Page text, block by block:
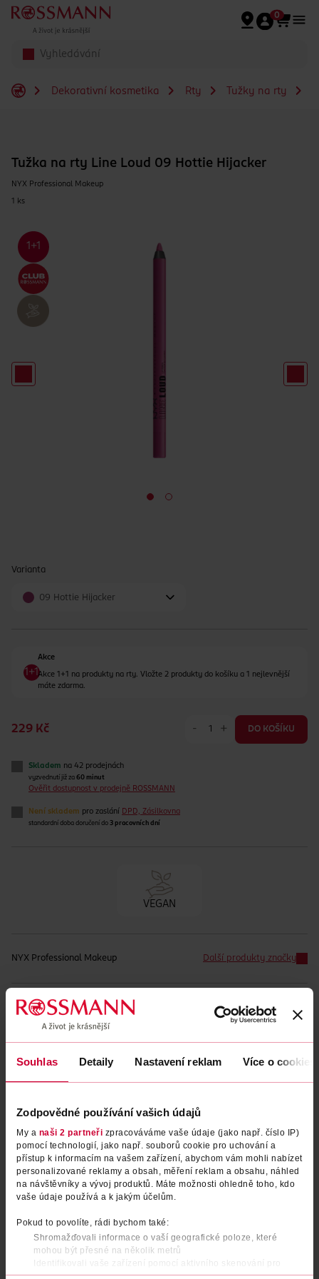
Souhlas Detaily Nastavení reklam Více o cookies
Zodpovědné používání vašich údajů
My a naši 2 partneři zpracováváme vaše údaje (jako např. číslo IP)
pomocí technologií, jako např. souborů cookie pro uchování a
přístup k informacím na vašem zařízení, abychom vám mohli nabízet
personalizované reklamy a obsah, měření reklam a obsahu, náhled
na návštěvníky a vývoj produktů. Máte možnosti ohledně toho, kdo
vaše údaje používá a k jakým účelům.
Pokud to povolíte, rádi bychom také:
Shromažďovali informace o vaší geografické poloze, které
mohou být přesné na několik metrů
Identifikovali vaše zařízení pomocí aktivního skenování pro
konkrétní charakteristiky (otisk prstu)
Přeskočit na hlavmní obsah
0
Dekorativní kosmetika Rty Tužky na rty
Tužka na rty Line Loud 09 Hottie Hijacker
NYX Professional Makeup
1 ks
Varianta
09 Hottie Hijacker
Akce
Akce 1+1 na produkty na rty. Vložte 2 produkty do košíku a 1 nejlevnější
máte zdarma.
229 Kč - + DO KOŠÍKU
Skladem na 42 prodejnách
vyzvednutí již za 60 minut
Ověřit dostupnost v prodejně ROSSMANN
Není skladem pro zaslání DPD, Zásilkovna
standardní doba doručení do 3 pracovních dní
VEGAN
NYX Professional Makeup Další produkty značky
Běžná cena: 229 Kč/ks
Uvedené ceny jsou včetně DPH
EAN
00800897221690
Obj. č.:
1228410
Tužka na rty Line Loud 16
Magic Maker
Tužka na rty Line Loud 33 Too
Blessed